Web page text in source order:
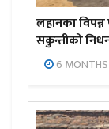
लहानका
सकुन्तीको
6